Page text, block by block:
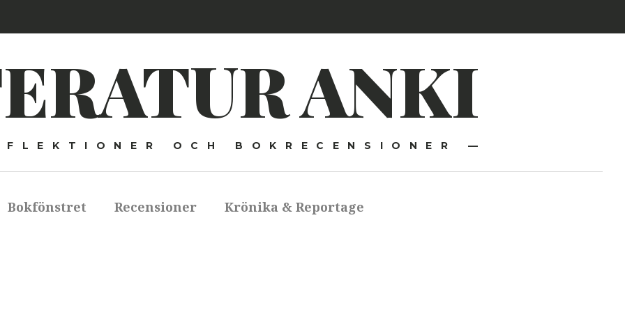
ANKI
OCH BOKRECENSIONER —
Bokfönstret Recensioner Krönika & Reportage